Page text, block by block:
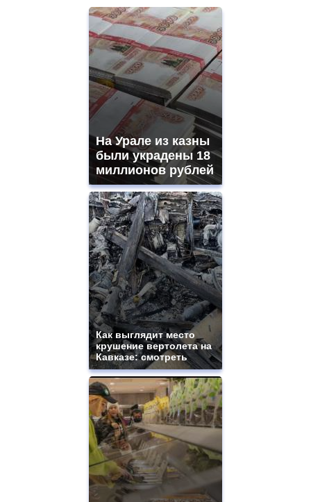
На Урале из казны
были украдены 18
миллионов рублей
Как выглядит место
крушение вертолета на
Кавказе: смотреть